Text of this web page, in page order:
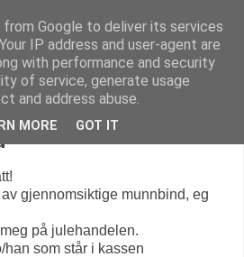
gjennomsiktige munnbind, eg
på julehandelen.
som står i kassen
Google to deliver its services
IP address and user-agent are
with performance and security
of service, generate usage
and address abuse.
MORE GOT IT